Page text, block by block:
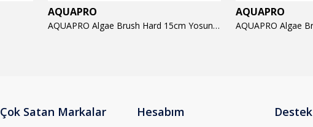
AQUAPRO
AQUAPRO Algae Brush Hard 15cm Yosun Temizlik Fırçası
AQUAPRO
Çok Satan Markalar Hesabım Destek